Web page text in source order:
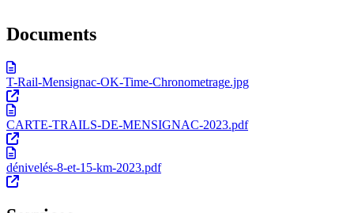
Documents
T-Rail-Mensignac-OK-Time-Chronometrage.jpg
CARTE-TRAILS-DE-MENSIGNAC-2023.pdf
dénivelés-8-et-15-km-2023.pdf